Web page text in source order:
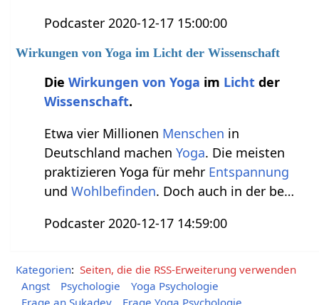
Podcaster 2020-12-17 15:00:00
Wirkungen von Yoga im Licht der Wissenschaft
Die Wirkungen von Yoga im Lichtder
Wissenschaft.
Etwa vier Millionen Menschen in
Deutschland machenYoga. Die meisten
praktizieren Yoga für mehr Entspannung
undWohlbefinden. Doch auch in der be…
Podcaster 2020-12-17 14:59:00
Kategorien: Seiten, die die RSS-Erweiterung verwenden
Angst
Psychologie
Yoga Psychologie
Frage an Sukadev
Frage Yoga Psychologie